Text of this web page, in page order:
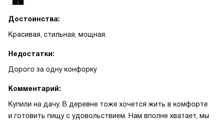
Достоинства:
Красивая, стильная, мощная.
Недостатки:
Дорого за одну конфорку
Комментарий:
Купили на дачу. В деревне тоже хочется жить в комфорте
и готовить пищу с удовольствием. Нам вполне хватает, мы